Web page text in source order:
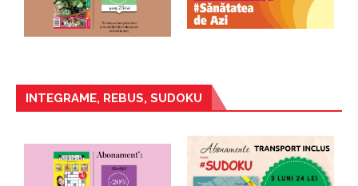
INTEGRAME, REBUS, SUDOKU